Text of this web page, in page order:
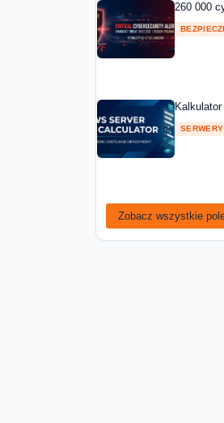
260 000
Zobacz wszystkie